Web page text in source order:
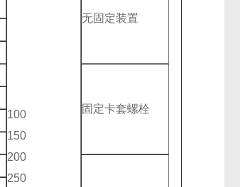
100
150
200
250
无固定装置
固定卡套螺栓